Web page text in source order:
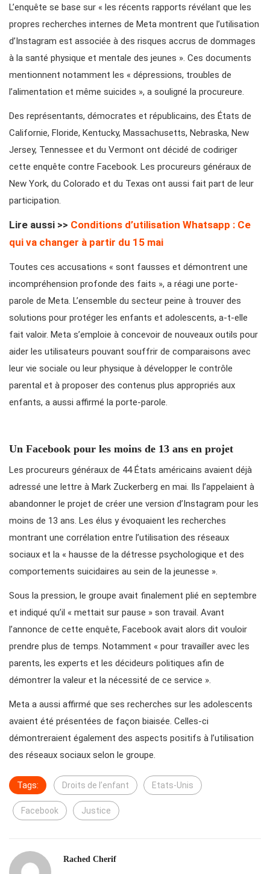
L’enquête se base sur « les récents rapports révélant que les
propres recherches internes de Meta montrent que l’utilisation
d’Instagram est associée à des risques accrus de dommages
à la santé physique et mentale des jeunes ». Ces documents
mentionnent notamment les « dépressions, troubles de
l’alimentation et même suicides », a souligné la procureure.
Des représentants, démocrates et républicains, des États de
Californie, Floride, Kentucky, Massachusetts, Nebraska, New
Jersey, Tennessee et du Vermont ont décidé de codiriger
cette enquête contre Facebook. Les procureurs généraux de
New York, du Colorado et du Texas ont aussi fait part de leur
participation.
Lire aussi >> Conditions d’utilisation Whatsapp : Ce
qui va changer à partir du 15 mai
Toutes ces accusations « sont fausses et démontrent une
incompréhension profonde des faits », a réagi une porte-
parole de Meta. L’ensemble du secteur peine à trouver des
solutions pour protéger les enfants et adolescents, a-t-elle
fait valoir. Meta s’emploie à concevoir de nouveaux outils pour
aider les utilisateurs pouvant souffrir de comparaisons avec
leur vie sociale ou leur physique à développer le contrôle
parental et à proposer des contenus plus appropriés aux
enfants, a aussi affirmé la porte-parole.
Un Facebook pour les moins de 13 ans en projet
Les procureurs généraux de 44 États américains avaient déjà
adressé une lettre à Mark Zuckerberg en mai. Ils l’appelaient à
abandonner le projet de créer une version d’Instagram pour les
moins de 13 ans. Les élus y évoquaient les recherches
montrant une corrélation entre l’utilisation des réseaux
sociaux et la « hausse de la détresse psychologique et des
comportements suicidaires au sein de la jeunesse ».
Sous la pression, le groupe avait finalement plié en septembre
et indiqué qu’il « mettait sur pause » son travail. Avant
l’annonce de cette enquête, Facebook avait alors dit vouloir
prendre plus de temps. Notamment « pour travailler avec les
parents, les experts et les décideurs politiques afin de
démontrer la valeur et la nécessité de ce service ».
Meta a aussi affirmé que ses recherches sur les adolescents
avaient été présentées de façon biaisée. Celles-ci
démontreraient également des aspects positifs à l’utilisation
des réseaux sociaux selon le groupe.
Tags: Droits de l’enfant Etats-Unis
Facebook Justice
Rached Cherif